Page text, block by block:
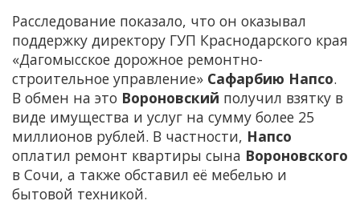
Расследование показало, что он оказывал
поддержку директору ГУП Краснодарского края
«Дагомысское дорожное ремонтно-
строительное управление» Сафарбию Напсо.
В обмен на это Вороновский получил взятку в
виде имущества и услуг на сумму более 25
миллионов рублей. В частности, Напсо
оплатил ремонт квартиры сына Вороновского
в Сочи, а также обставил её мебелью и
бытовой техникой.